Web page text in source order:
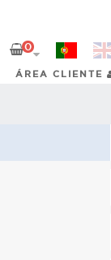
0
ÁREA CLIENTE